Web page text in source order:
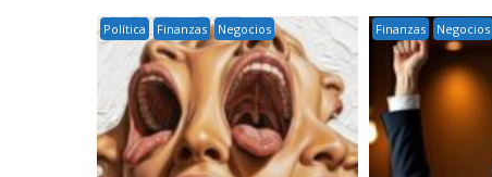
Política Finanzas Negocios Finanzas Negocios